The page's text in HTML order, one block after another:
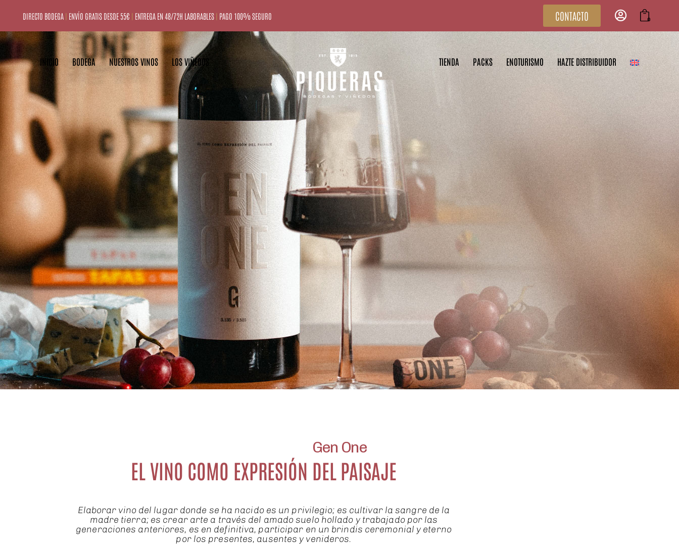
DIRECTO BODEGA | ENVÍO GRATIS DESDE 55€ | ENTREGA EN 48/72H LABORABLES | PAGO 100% SEGURO CONTACTO 0
INICIO BODEGA NUESTROS VINOS LOS VIÑEDOS TIENDA PACKS ENOTURISMO HAZTE DISTRIBUIDOR
Gen One
EL VINO COMO EXPRESIÓN DEL PAISAJE
Elaborar vino del lugar donde se ha nacido es un privilegio; es cultivar la sangre de la
madre tierra; es crear arte a través del amado suelo hollado y trabajado por las
generaciones anteriores, es en definitiva, participar en un brindis ceremonial y eterno
por los presentes, ausentes y venideros.